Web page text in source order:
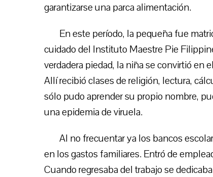
garantizarse una parca alimentación.
En este período, la pequeña fue
cuidado del Instituto Maestre Pie
verdadera piedad, la niña se convirtió en
Allí recibió clases de religión, lectura,
sólo pudo aprender su propio nombre,
una epidemia de viruela.
Al no frecuentar ya los bancos
en los gastos familiares. Entró de
Cuando regresaba del trabajo se